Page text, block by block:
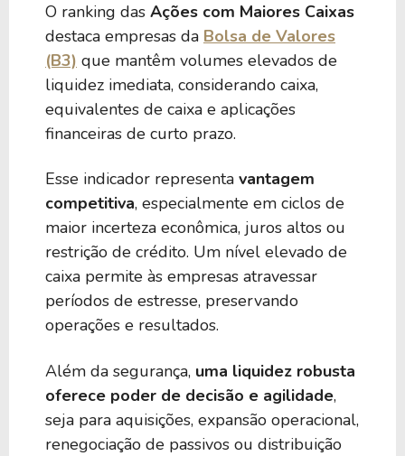
O ranking das Ações com Maiores Caixas
destaca empresas da Bolsa de Valores
(B3) que mantêm volumes elevados de
liquidez imediata, considerando caixa,
equivalentes de caixa e aplicações
financeiras de curto prazo.
Esse indicador representa vantagem
competitiva, especialmente em ciclos de
maior incerteza econômica, juros altos ou
restrição de crédito. Um nível elevado de
caixa permite às empresas atravessar
períodos de estresse, preservando
operações e resultados.
Além da segurança, uma liquidez robusta
oferece poder de decisão e agilidade,
seja para aquisições, expansão operacional,
renegociação de passivos ou distribuição